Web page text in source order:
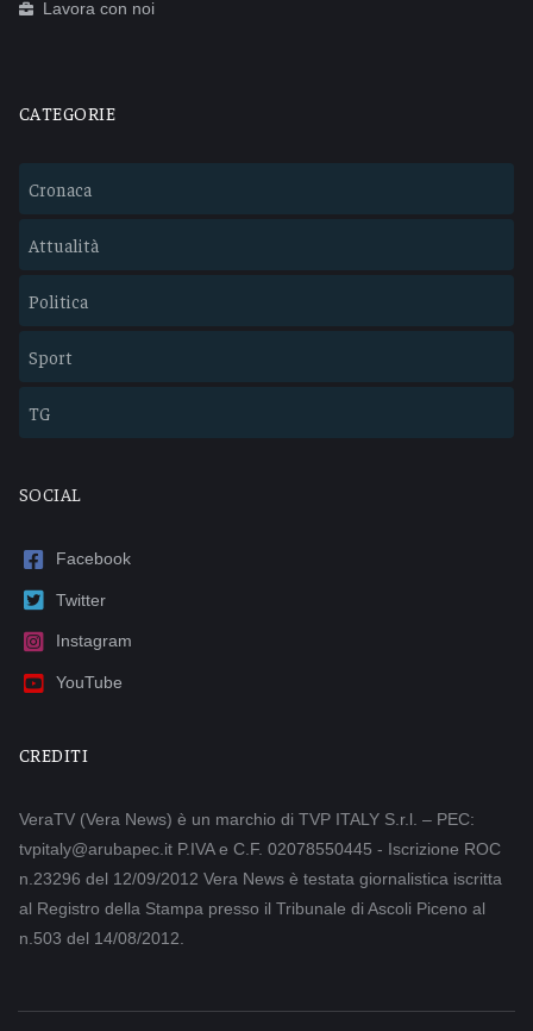
Lavora con noi
CATEGORIE
Cronaca
Attualità
Politica
Sport
TG
SOCIAL
Facebook
Twitter
Instagram
YouTube
CREDITI
VeraTV (Vera News) è un marchio di TVP ITALY S.r.l. – PEC:
tvpitaly@arubapec.it P.IVA e C.F. 02078550445 - Iscrizione ROC
n.23296 del 12/09/2012 Vera News è testata giornalistica iscritta
al Registro della Stampa presso il Tribunale di Ascoli Piceno al
n.503 del 14/08/2012.